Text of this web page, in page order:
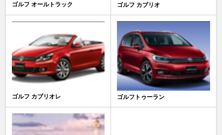
ゴルフ オールトラック ゴルフ カブリオ
ゴルフ カブリオレ ゴルフトゥーラン